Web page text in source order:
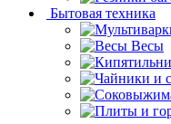
Бытовая техника
Весы